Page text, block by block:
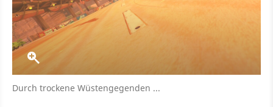
Durch trockene Wüstengegenden ...